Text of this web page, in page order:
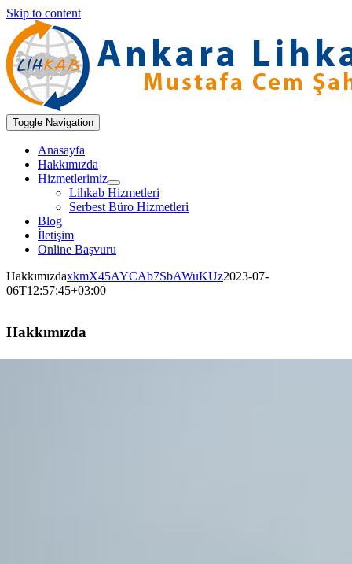
Skip to content
Toggle Navigation
Anasayfa
Hakkımızda
Hizmetlerimiz
Lihkab Hizmetleri
Serbest Büro Hizmetleri
Blog
İletişim
Online Başvuru
HakkımızdaxkmX45AYCAb7SbAWuKUz2023-07-
06T12:57:45+03:00
Hakkımızda